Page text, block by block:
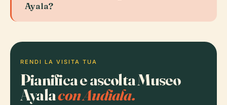
Ayala?
RENDI LA VISITA TUA
Pianifica e ascolta Museo
Ayalacon Audiala.